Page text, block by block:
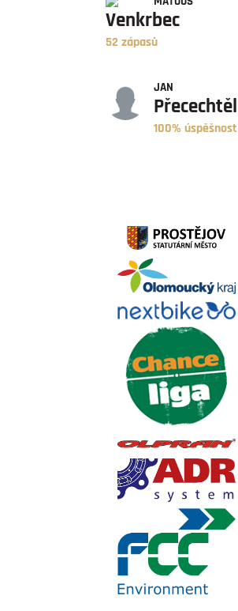
Venkrbec
52 zápasů
JAN
Přecechtěl
100% úspěšnost